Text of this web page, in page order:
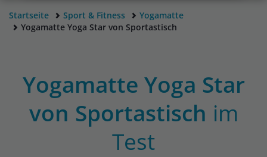
Startseite Sport & Fitness
Yogamatte
Yogamatte Yoga Star von Sportastisch
Yogamatte Yoga Star
von Sportastisch im
Test